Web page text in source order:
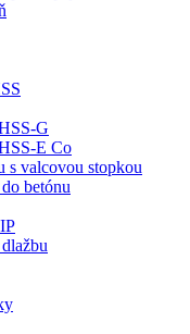
G
E Co
s valcovou stopkou
betónu